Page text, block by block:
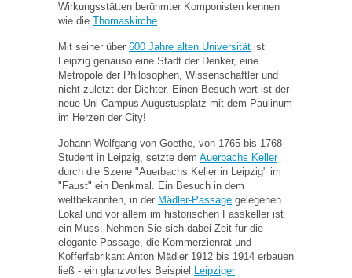
Wirkungsstätten berühmter Komponisten kennen
wie die Thomaskirche.
Mit seiner über 600 Jahre alten Universität ist
Leipzig genauso eine Stadt der Denker, eine
Metropole der Philosophen, Wissenschaftler und
nicht zuletzt der Dichter. Einen Besuch wert ist der
neue Uni-Campus Augustusplatz mit dem Paulinum
im Herzen der City!
Johann Wolfgang von Goethe, von 1765 bis 1768
Student in Leipzig, setzte dem Auerbachs Keller
durch die Szene "Auerbachs Keller in Leipzig" im
"Faust" ein Denkmal. Ein Besuch in dem
weltbekannten, in der Mädler-Passage gelegenen
Lokal und vor allem im historischen Fasskeller ist
ein Muss. Nehmen Sie sich dabei Zeit für die
elegante Passage, die Kommerzienrat und
Kofferfabrikant Anton Mädler 1912 bis 1914 erbauen
ließ - ein glanzvolles Beispiel Leipziger